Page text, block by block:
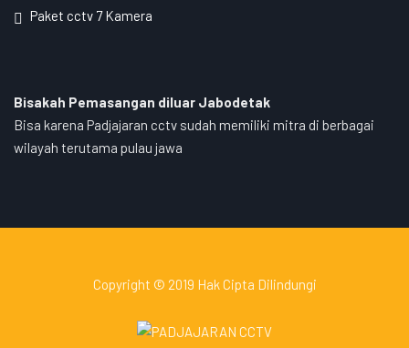
Paket cctv 7 Kamera
Bisakah Pemasangan diluar Jabodetak
Bisa karena Padjajaran cctv sudah memiliki mitra di berbagai
wilayah terutama pulau jawa
Copyright © 2019 Hak Cipta Dilindungi